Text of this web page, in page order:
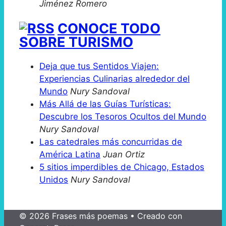
Jiménez Romero
CONOCE TODO
SOBRE TURISMO
Deja que tus Sentidos Viajen:
Experiencias Culinarias alrededor del
Mundo Nury Sandoval
Más Allá de las Guías Turísticas:
Descubre los Tesoros Ocultos del Mundo
Nury Sandoval
Las catedrales más concurridas de
América Latina Juan Ortiz
5 sitios imperdibles de Chicago, Estados
Unidos Nury Sandoval
© 2026 Frases más poemas • Creado con